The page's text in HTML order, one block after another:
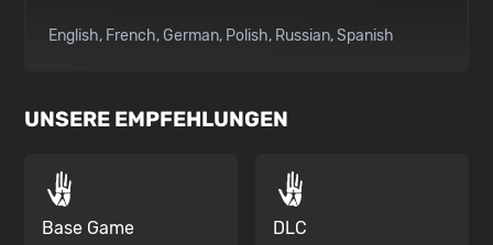
English French German Polish Russian Spanish
UNSERE EMPFEHLUNGEN
Base Game DLC